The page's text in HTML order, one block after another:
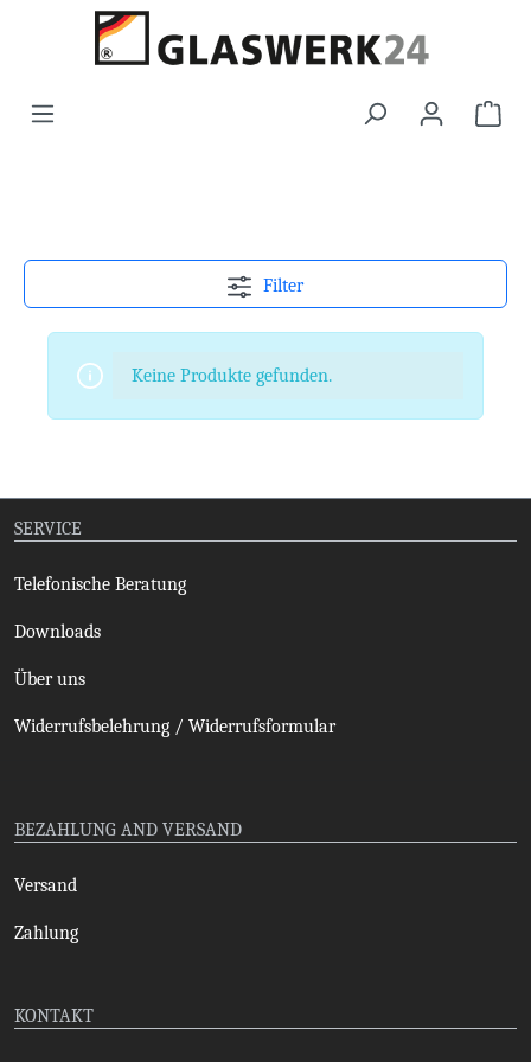
Filter
Keine Produkte gefunden.
SERVICE
Telefonische Beratung
Downloads
Über uns
Widerrufsbelehrung / Widerrufsformular
BEZAHLUNG AND VERSAND
Versand
Zahlung
KONTAKT